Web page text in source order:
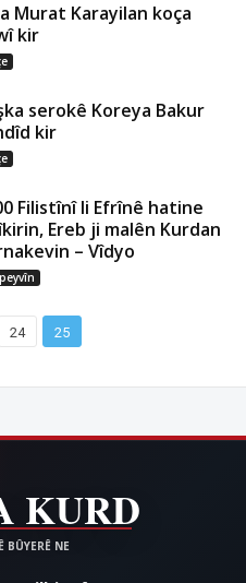
Murat Karayilan koça
kir
serokê Koreya Bakur
kir
Filistînî li Efrînê hatine
Ereb ji malên Kurdan
– Vîdyo
24 25